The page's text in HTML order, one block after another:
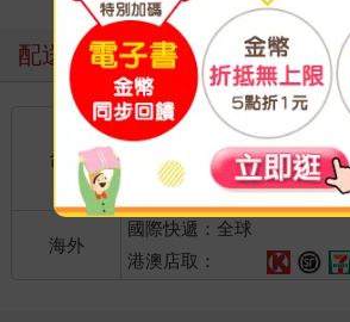
配送方式
台灣
國內宅配：本島、離島
到店取貨：
不限金額免運費
海外
國際快遞：全球
港澳店取：